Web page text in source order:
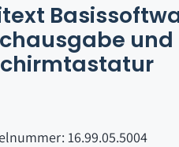
und
16.99.05.5004